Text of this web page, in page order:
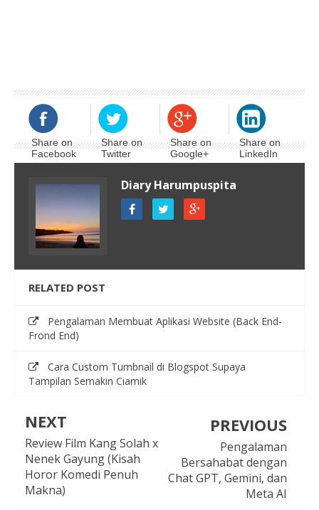
Share on
Facebook
Share on
Twitter
Share on
Google+
Share on
LinkedIn
Diary Harumpuspita
RELATED POST
Pengalaman Membuat Aplikasi Website (Back End-
Frond End)
Cara Custom Tumbnail di Blogspot Supaya
Tampilan Semakin Ciamik
NEXT
Review Film Kang Solah x
Nenek Gayung (Kisah
Horor Komedi Penuh
Makna)
PREVIOUS
Pengalaman
Bersahabat dengan
Chat GPT, Gemini, dan
Meta AI